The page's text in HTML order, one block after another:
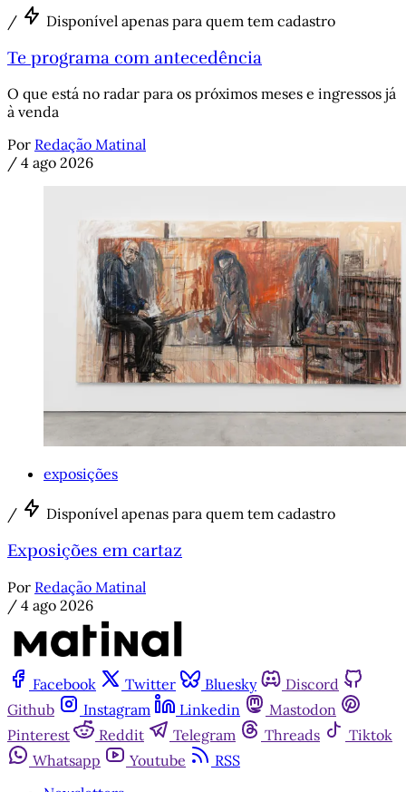
/ Disponível apenas para quem tem cadastro
Te programa com antecedência
O que está no radar para os próximos meses e ingressos já
à venda
Por Redação Matinal
/ 4 ago 2026
exposições
/ Disponível apenas para quem tem cadastro
Exposições em cartaz
Por Redação Matinal
/ 4 ago 2026
Facebook Twitter Bluesky
Discord
Github
Instagram Linkedin
Mastodon
Pinterest
Reddit Telegram Threads
Tiktok
Whatsapp
Youtube
RSS